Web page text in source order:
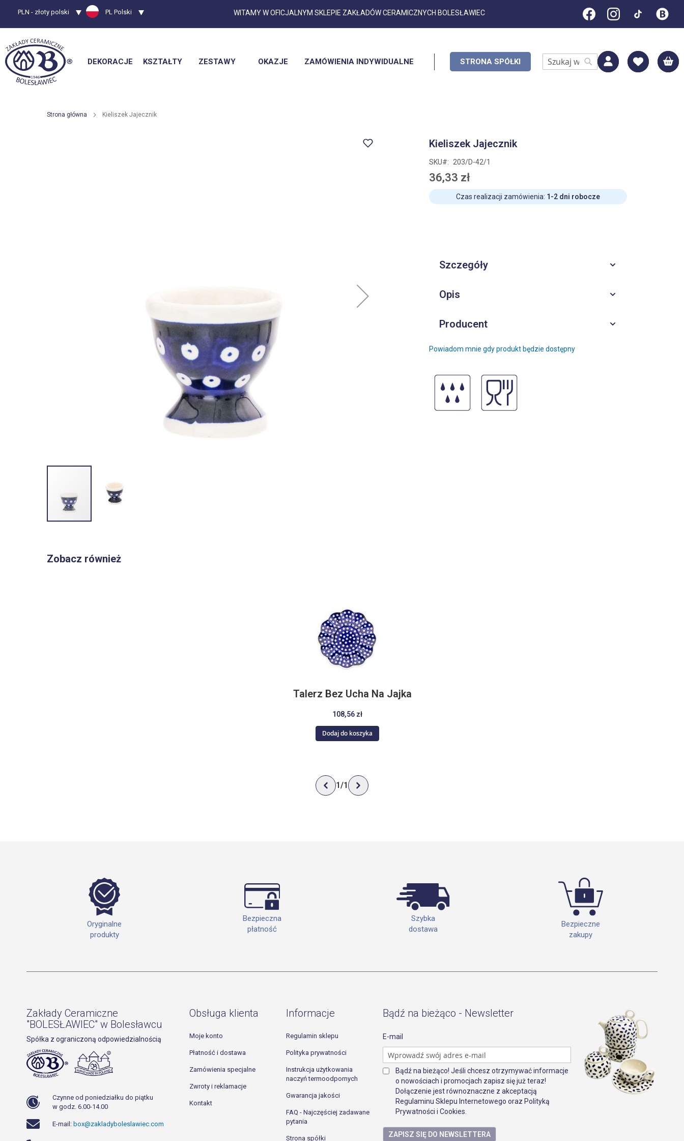
Przejdź
Waluta
PLN - złoty polski Język PL Polski WITAMY W OFICJALNYM SKLEPIE ZAKŁADÓW CERAMICZNYCH BOLESŁAWIEC
DEKORACJE KSZTAŁTY ZESTAWY OKAZJE ZAMÓWIENIA INDYWIDUALNE STRONA SPÓŁKI
Search Search
Strona główna Kieliszek Jajecznik
galerii
Kieliszek Jajecznik
SKU 203/D-42/1
36,33 zł
Powiadom mnie gdy produkt będzie dostępny
Czas realizacji zamówienia: 1-2 dni robocze
Szczegóły
Opis
Producent
Zobacz również
Talerz Bez Ucha Na Jajka
108,56 zł
Dodaj do koszyka
1/1
Oryginalne
produkty
Bezpieczna
płatność
Szybka
dostawa
Bezpieczne
zakupy
Zakłady Ceramiczne
"BOLESŁAWIEC" w Bolesławcu
Spółka z ograniczoną odpowiedzialnością
Czynne od poniedziałku do piątku
w godz. 6.00-14.00
E-mail: box@zakladyboleslawiec.com
Obsługa klienta
Moje konto
Płatność i dostawa
Zamówienia specjalne
Zwroty i reklamacje
Kontakt
Informacje
Regulamin sklepu
Polityka prywatności
Instrukcja użytkowania
naczyń termoodpornych
Gwarancja jakości
FAQ - Najczęściej zadawane
pytania
Strona spółki
Bądź na bieżąco - Newsletter
E-mail
Bądź na bieżąco! Jeśli chcesz otrzymywać informacje
o nowościach i promocjach zapisz się już teraz!
Dołączenie jest równoznaczne z akceptacją
Regulaminu Sklepu Internetowego oraz Polityką
Prywatności i Cookies.
ZAPISZ SIĘ DO NEWSLETTERA